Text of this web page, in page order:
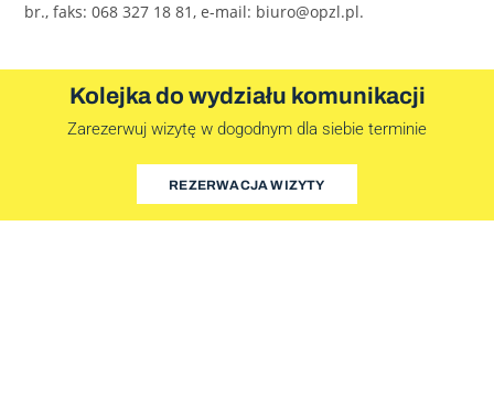
br., faks: 068 327 18 81, e-mail: biuro@opzl.pl.
Kolejka do wydziału komunikacji
Zarezerwuj wizytę w dogodnym dla siebie terminie
REZERWACJA WIZYTY